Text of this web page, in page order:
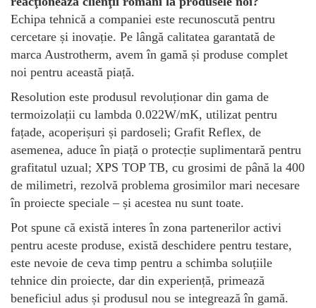
Echipa tehnică a companiei este recunoscută pentru
cercetare și inovație. Pe lângă calitatea garantată de
marca Austrotherm, avem în gamă și produse complet
noi pentru această piață.
Resolution este produsul revoluționar din gama de
termoizolații cu lambda 0.022W/mK, utilizat pentru
fațade, acoperișuri și pardoseli; Grafit Reflex, de
asemenea, aduce în piață o protecție suplimentară pentru
grafitatul uzual; XPS TOP TB, cu grosimi de până la 400
de milimetri, rezolvă problema grosimilor mari necesare
în proiecte speciale – și acestea nu sunt toate.
Pot spune că există interes în zona partenerilor activi
pentru aceste produse, există deschidere pentru testare,
este nevoie de ceva timp pentru a schimba soluțiile
tehnice din proiecte, dar din experiență, primează
beneficiul adus și produsul nou se integrează în gamă.